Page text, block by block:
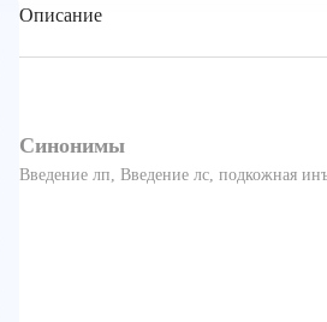
Описание
Синонимы
Введение лп, Введение лс, подкожная